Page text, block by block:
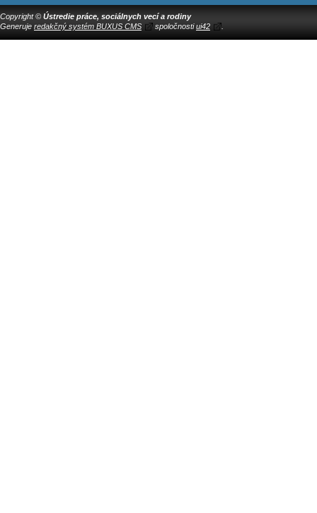
Copyright © Ústredie práce, sociálnych vecí a rodiny
Generuje redakčný systém BUXUS CMS spoločnostiui42